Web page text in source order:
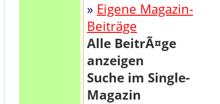
» Eigene Magazin-
Beiträge
Alle BeitrÃ¤ge
anzeigen
Suche im Single-
Magazin